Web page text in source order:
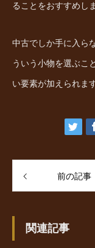
ることをおすすめし
中古でしか手に入ら
ういう小物を選ぶこ
い要素が加えられます
前の記事
関連記事